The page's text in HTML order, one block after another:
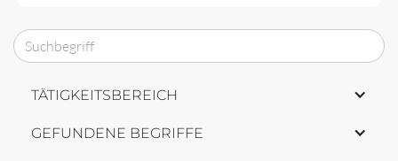
TÄTIGKEITSBEREICH
GEFUNDENE BEGRIFFE